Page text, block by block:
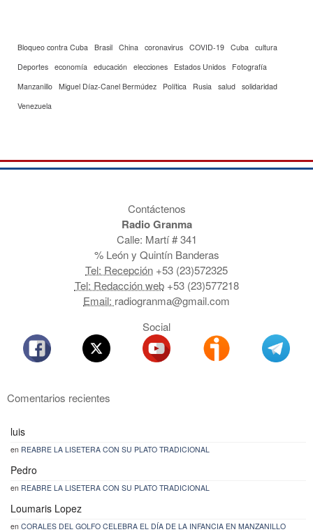
Bloqueo contra Cuba Brasil China coronavirus COVID-19 Cuba cultura
Deportes economía educación elecciones Estados Unidos
Fotografía
Manzanillo Miguel Díaz-Canel Bermúdez Política Rusia salud solidaridad
Venezuela
Contáctenos
Radio Granma
Calle: Martí # 341
% León y Quintín Banderas
Tel: Recepción +53 (23)572325
Tel: Redacción web+53 (23)577218
Email: radiogranma@gmail.com
Social
Comentarios recientes
luis
en REABRE LA LISETERA CON SU PLATO TRADICIONAL
Pedro
en REABRE LA LISETERA CON SU PLATO TRADICIONAL
Loumaris Lopez
en CORALES DEL GOLFO CELEBRA EL DÍA DE LA INFANCIA EN MANZANILLO